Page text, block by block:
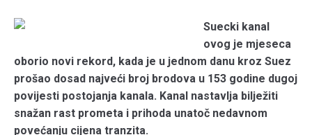
Suecki kanal
ovog je mjeseca
oborio novi rekord, kada je u jednom danu kroz Suez
prošao dosad najveći broj brodova u 153 godine dugoj
povijesti postojanja kanala. Kanal nastavlja bilježiti
snažan rast prometa i prihoda unatoč nedavnom
povećanju cijena tranzita.